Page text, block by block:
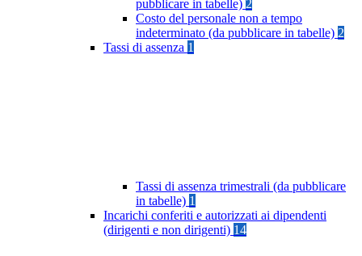
pubblicare in tabelle) 2
Costo del personale non a tempo
indeterminato (da pubblicare in tabelle) 2
Tassi di assenza 1
Tassi di assenza trimestrali (da pubblicare
in tabelle) 1
Incarichi conferiti e autorizzati ai dipendenti
(dirigenti e non dirigenti) 14